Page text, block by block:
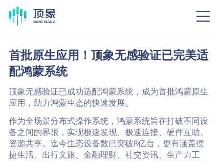
首批原生应用！顶象无感验证已完美适
配鸿蒙系统
顶象无感验证已成功适配鸿蒙系统，成为首批鸿蒙原生
应用，助力鸿蒙生态的快速发展。
作为全场景分布式操作系统，鸿蒙系统旨在打破不同设
备之间的界限，实现极速发现、极速连接、硬件互助、
资源共享。迄今生态设备数已突破8亿台，更有涵盖便
捷生活、出行文旅、金融理财、社交资讯、生产力工